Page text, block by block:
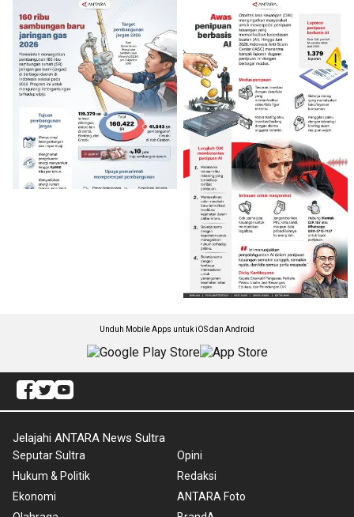
Unduh Mobile Apps untuk iOS dan Android
Jelajahi ANTARA News Sultra
Seputar Sultra
Hukum & Politik
Ekonomi
Opini
Redaksi
ANTARA Foto